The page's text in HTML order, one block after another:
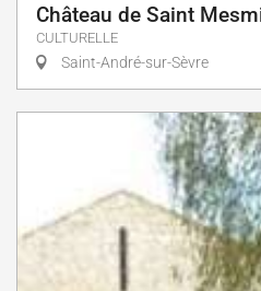
Château de Saint
CULTURELLE
Saint-André-sur-Sèvre